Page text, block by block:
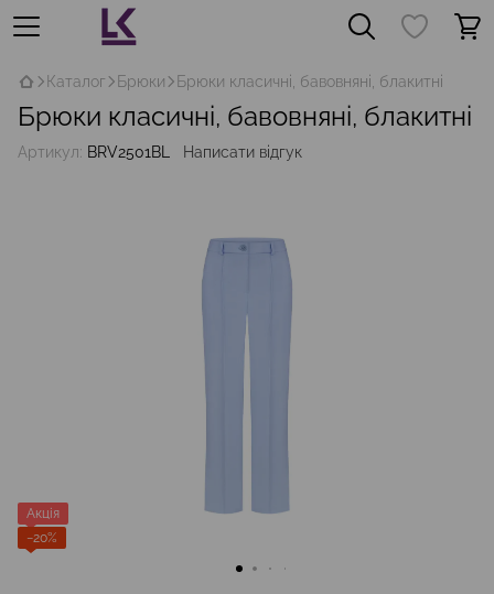
Каталог Брюки Брюки класичні, бавовняні, блакитні
Брюки класичні, бавовняні, блакитні
Артикул: BRV2501BL Написати відгук
Акція
−20%